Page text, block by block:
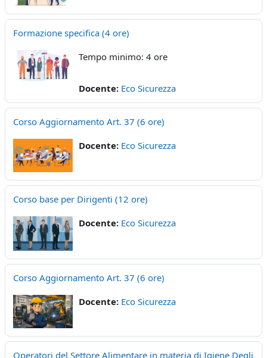
Formazione specifica (4 ore)
Tempo minimo: 4 ore
Docente: Eco Sicurezza
Corso Aggiornamento Art. 37 (6 ore)
Docente: Eco Sicurezza
Corso base per Dirigenti (12 ore)
Docente: Eco Sicurezza
Corso Aggiornamento Art. 37 (6 ore)
Docente: Eco Sicurezza
Operatori del Settore Alimentare in materia di Igiene Degli